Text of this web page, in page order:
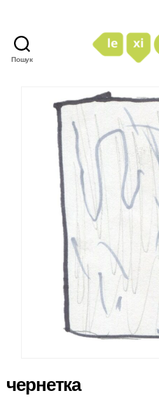
Пошук
чернетка